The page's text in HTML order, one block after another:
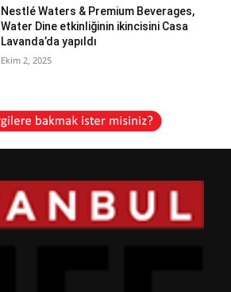
Nestlé Waters & Premium Beverages,
Water Dine etkinliğinin ikincisini Casa
Lavanda’da yapıldı
Ekim 2, 2025